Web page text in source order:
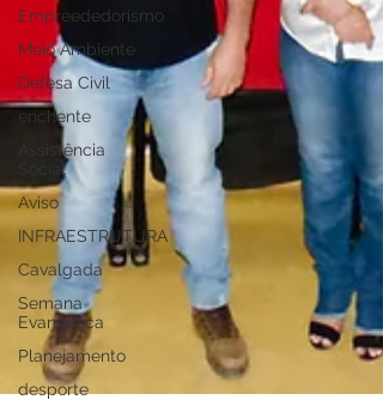
Empreededorismo
Meio Ambiente
Defesa Civil
enchente
Assistência
Social
Aviso
INFRAESTRUTURA
Cavalgada
Semana
Evangélica
Planejamento
desporte